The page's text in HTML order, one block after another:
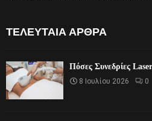
ΤΕΛΕΥΤΑΊΑ ΆΡΘΡΑ
Πόσες Συνεδρίες
8 Ιουλίου 2026 0